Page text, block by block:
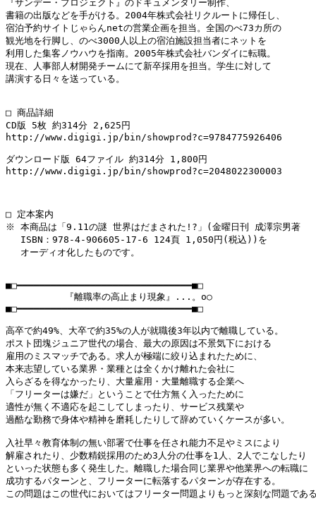
『サンデー・プロジェクト』のドキュメンタリー制作、
書籍の出版などを手がける。2004年株式会社リクルートに帰任し、
宿泊予約サイトじゃらんnetの営業企画を担当。全国のべ73カ所の
観光地を行脚し、のべ3000人以上の宿泊施設担当者にネットを
利用した集客ノウハウを指南。2005年株式会社バンダイに転職。
現在、人事部人材開発チームにて新卒採用を担当。学生に対して
講演する日々を送っている。
□ 商品詳細
CD版 5枚 約314分 2,625円
http://www.digigi.jp/bin/showprod?c=9784775926406
ダウンロード版 64ファイル 約314分 1,800円
http://www.digigi.jp/bin/showprod?c=2048022300003
□ 定本案内
※ 本商品は「9.11の謎 世界はだまされた!?」(金曜日刊 成澤宗男著
ISBN：978-4-906605-17-6 124頁 1,050円(税込))を
オーディオ化したものです。
■□━━━━━━━━━━━━━━━━━━━━━━━━━━━━━━━■□
   　　　　 『離職率の高止まり現象』...。o○
■□━━━━━━━━━━━━━━━━━━━━━━━━━━━━━━━■□
高卒で約49%、大卒で約35%の人が就職後3年以内で離職している。
ポスト団塊ジュニア世代の場合、最大の原因は不景気下における
雇用のミスマッチである。求人が極端に絞り込まれたために、
本来志望している業界・業種とは全くかけ離れた会社に
入らざるを得なかったり、大量雇用・大量離職する企業へ
「フリーターは嫌だ」ということで仕方無く入ったために
適性が無く不適応を起こしてしまったり、サービス残業や
過酷な勤務で身体や精神を磨耗したりして辞めていくケースが多い。
入社早々教育体制の無い部署で仕事を任され能力不足やミスにより
解雇されたり、少数精鋭採用のため3人分の仕事を1人、2人でこなしたり
といった状態も多く発生した。離職した場合同じ業界や他業界への転職に
成功するパターンと、フリーターに転落するパターンが存在する。
この問題はこの世代においてはフリーター問題よりもっと深刻な問題であ